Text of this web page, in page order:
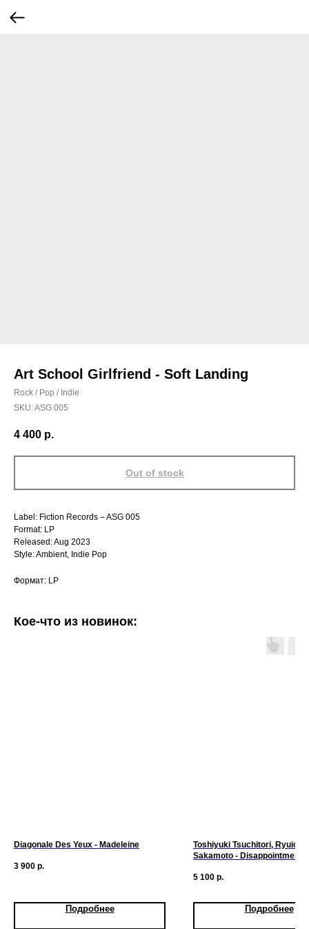
Art School Girlfriend - Soft Landing
Rock / Pop / Indie
SKU:ASG 005
4 400 р.
Out of stock
Label: Fiction Records – ASG 005
Format: LP
Released: Aug 2023
Style: Ambient, Indie Pop
Формат: LP
Кое-что из новинок:
Diagonale Des Yeux - Madeleine
3 900 р.
Подробнее
Toshiyuki Tsuchitori, Ryuichi
Sakamoto - Disappointment-
5 100 р.
Подробнее